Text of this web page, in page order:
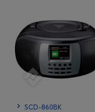
SCD-860BK